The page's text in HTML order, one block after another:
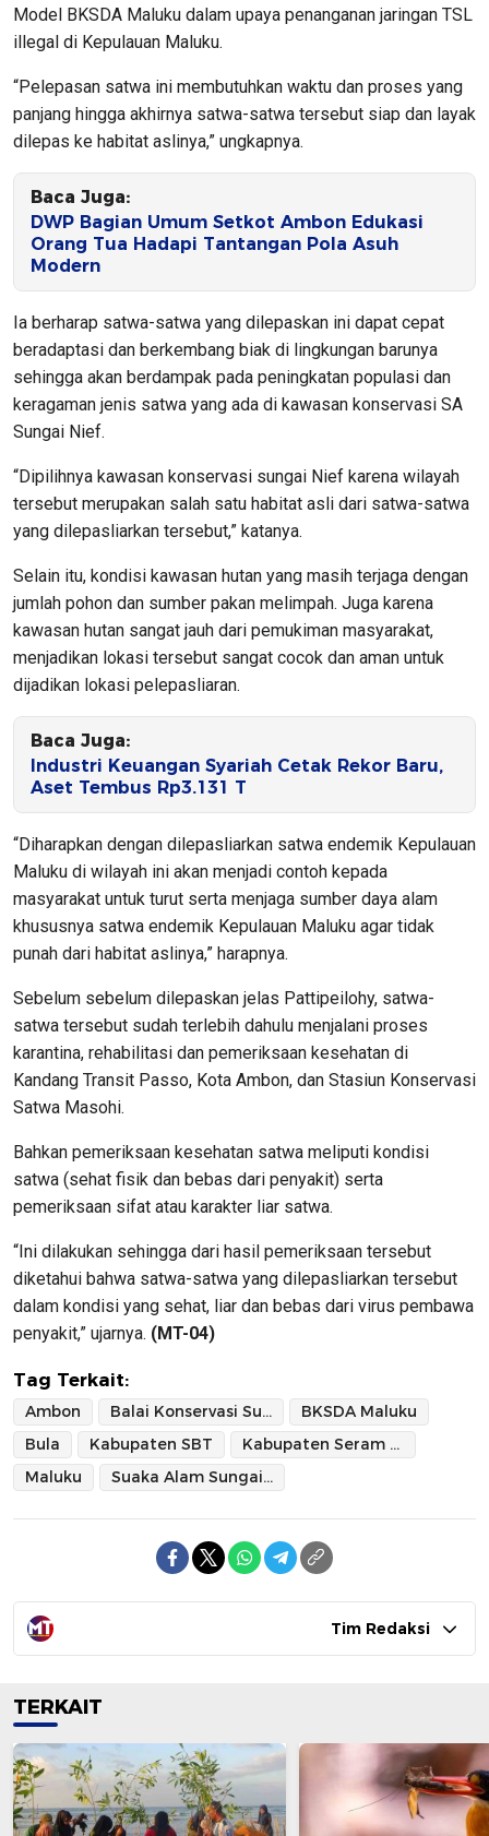
Model BKSDA Maluku dalam upaya penanganan jaringan TSL
illegal di Kepulauan Maluku.
“Pelepasan satwa ini membutuhkan waktu dan proses yang
panjang hingga akhirnya satwa-satwa tersebut siap dan layak
dilepas ke habitat aslinya,” ungkapnya.
Baca Juga:
DWP Bagian Umum Setkot Ambon Edukasi
Orang Tua Hadapi Tantangan Pola Asuh
Modern
Ia berharap satwa-satwa yang dilepaskan ini dapat cepat
beradaptasi dan berkembang biak di lingkungan barunya
sehingga akan berdampak pada peningkatan populasi dan
keragaman jenis satwa yang ada di kawasan konservasi SA
Sungai Nief.
“Dipilihnya kawasan konservasi sungai Nief karena wilayah
tersebut merupakan salah satu habitat asli dari satwa-satwa
yang dilepasliarkan tersebut,” katanya.
Selain itu, kondisi kawasan hutan yang masih terjaga dengan
jumlah pohon dan sumber pakan melimpah. Juga karena
kawasan hutan sangat jauh dari pemukiman masyarakat,
menjadikan lokasi tersebut sangat cocok dan aman untuk
dijadikan lokasi pelepasliaran.
Baca Juga:
Industri Keuangan Syariah Cetak Rekor Baru,
Aset Tembus Rp3.131 T
“Diharapkan dengan dilepasliarkan satwa endemik Kepulauan
Maluku di wilayah ini akan menjadi contoh kepada
masyarakat untuk turut serta menjaga sumber daya alam
khususnya satwa endemik Kepulauan Maluku agar tidak
punah dari habitat aslinya,” harapnya.
Sebelum sebelum dilepaskan jelas Pattipeilohy, satwa-
satwa tersebut sudah terlebih dahulu menjalani proses
karantina, rehabilitasi dan pemeriksaan kesehatan di
Kandang Transit Passo, Kota Ambon, dan Stasiun Konservasi
Satwa Masohi.
Bahkan pemeriksaan kesehatan satwa meliputi kondisi
satwa (sehat fisik dan bebas dari penyakit) serta
pemeriksaan sifat atau karakter liar satwa.
“Ini dilakukan sehingga dari hasil pemeriksaan tersebut
diketahui bahwa satwa-satwa yang dilepasliarkan tersebut
dalam kondisi yang sehat, liar dan bebas dari virus pembawa
penyakit,” ujarnya. (MT-04)
Tag Terkait:
Ambon Balai Konservasi Sumber Daya Alam Maluku
BKSDA Maluku
Bula
Kabupaten SBT
Kabupaten Seram Bagian Timur
Maluku
Suaka Alam Sungai Nief
Tim Redaksi
TERKAIT